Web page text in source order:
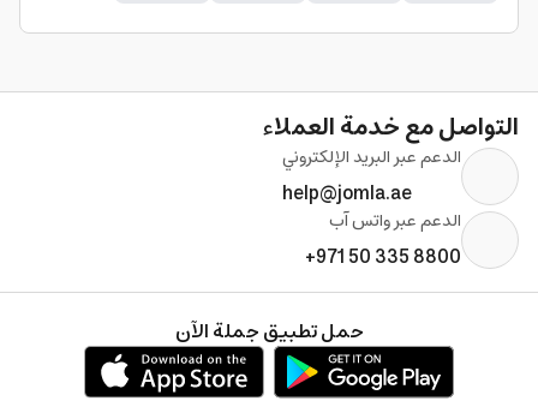
التواصل مع خدمة العملاء
الدعم عبر البريد الإلكتروني
help@jomla.ae
الدعم عبر واتس آب
+971 50 335 8800
حمل تطبيق جملة الآن